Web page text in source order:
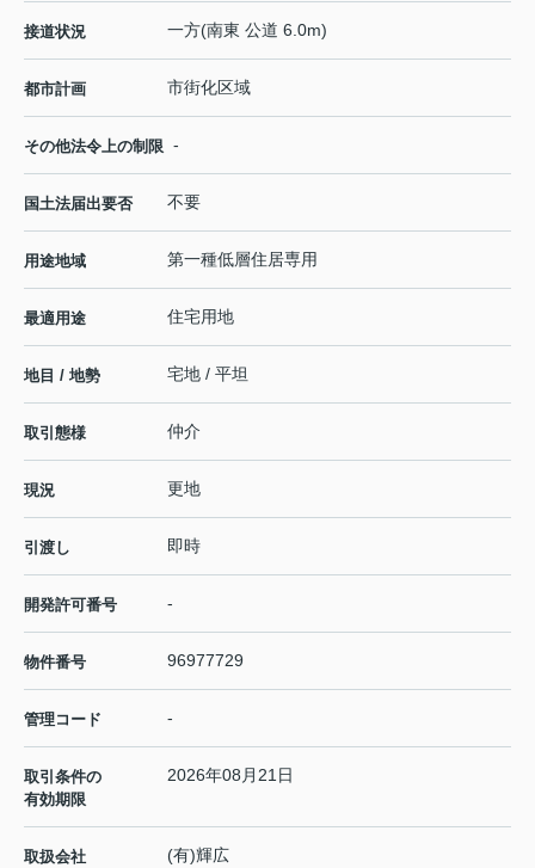
接道状況 一方(南東 公道 6.0m)
都市計画 市街化区域
その他法令上の制限 -
国土法届出要否 不要
用途地域 第一種低層住居専用
最適用途 住宅用地
地目 / 地勢 宅地 / 平坦
取引態様 仲介
現況 更地
引渡し 即時
開発許可番号 -
物件番号 96977729
管理コード -
取引条件の
有効期限
2026年08月21日
取扱会社
(有)輝広